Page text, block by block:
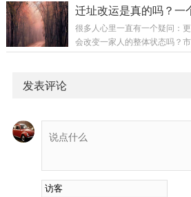
大裂缝：更换墓碑定期检查维
定先拜爸妈啊，祖坟又跑不掉。
人不欢而散。这个问题我相信
还是先拜父坟？老人说的"拜错
很多人心里一直有一个疑问：
会改变一家人的整体状态吗？
分不清是玄学还是规律。环境
庭运势低迷，未必是不努力生
庭，全员勤恳踏实、拼命打拼
发表评论